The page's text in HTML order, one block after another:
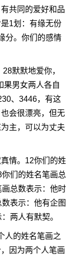
共同的爱好和品
1划：有缘无份
分。你们的感情
默默地爱你，
果男女两人各自
、3446，有这
会很漂亮，但无
主，可以为丈夫
情。12你们的姓
们的姓名笔画总
总数表示：他时
表示：他有企图
两人有默契。
人的姓名笔画之
因为两个人笔画